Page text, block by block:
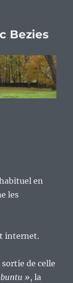
Bezies
en
les
internet.
de celle
», la